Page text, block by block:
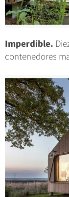
Imperdible.
contenedores